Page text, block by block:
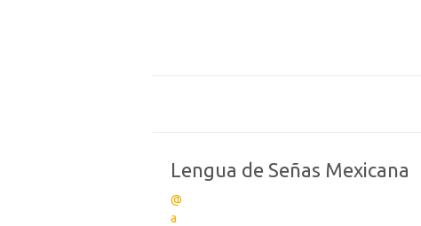
Lengua de Señas Mexicana
@
a